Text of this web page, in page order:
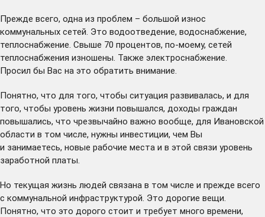
Прежде всего, одна из проблем – большой износ
коммунальных сетей. Это водоотведение, водоснабжение,
теплоснабжение. Свыше 70 процентов, по-моему, сетей
теплоснабжения изношены. Также электроснабжение.
Просил бы Вас на это обратить внимание.
Понятно, что для того, чтобы ситуация развивалась, и для
того, чтобы уровень жизни повышался, доходы граждан
повышались, что чрезвычайно важно вообще, для Ивановской
области в том числе, нужны инвестиции, чем Вы
и занимаетесь, новые рабочие места и в этой связи уровень
заработной платы.
Но текущая жизнь людей связана в том числе и прежде всего
с коммунальной инфраструктурой. Это дорогие вещи.
Понятно, что это дорого стоит и требует много времени,